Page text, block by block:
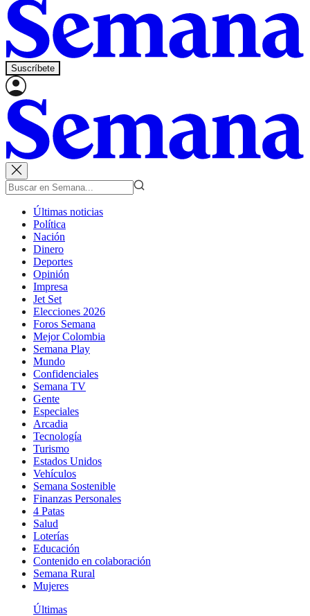
Suscríbete
Últimas noticias
Política
Nación
Dinero
Deportes
Opinión
Impresa
Jet Set
Elecciones 2026
Foros Semana
Mejor Colombia
Semana Play
Mundo
Confidenciales
Semana TV
Gente
Especiales
Arcadia
Tecnología
Turismo
Estados Unidos
Vehículos
Semana Sostenible
Finanzas Personales
4 Patas
Salud
Loterías
Educación
Contenido en colaboración
Semana Rural
Mujeres
Últimas